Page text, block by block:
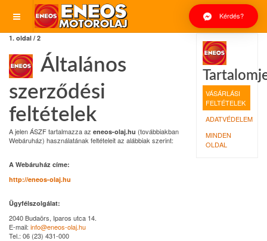
Kérdés?
VÁSÁRLÁSI
FELTÉTELEK
ADATVÉDELEM
MINDEN
OLDAL
1. oldal / 2
Általános
szerződési
feltételek
A jelen ÁSZF tartalmazza az eneos-olaj.hu (továbbiakban
Webáruház) használatának feltételeit az alábbiak szerint:
A Webáruház címe:
http://eneos-olaj.hu
Ügyfélszolgálat:
2040 Budaörs, Iparos utca 14.
E-mail: info@eneos-olaj.hu
Tel.: 06 (23) 431-000